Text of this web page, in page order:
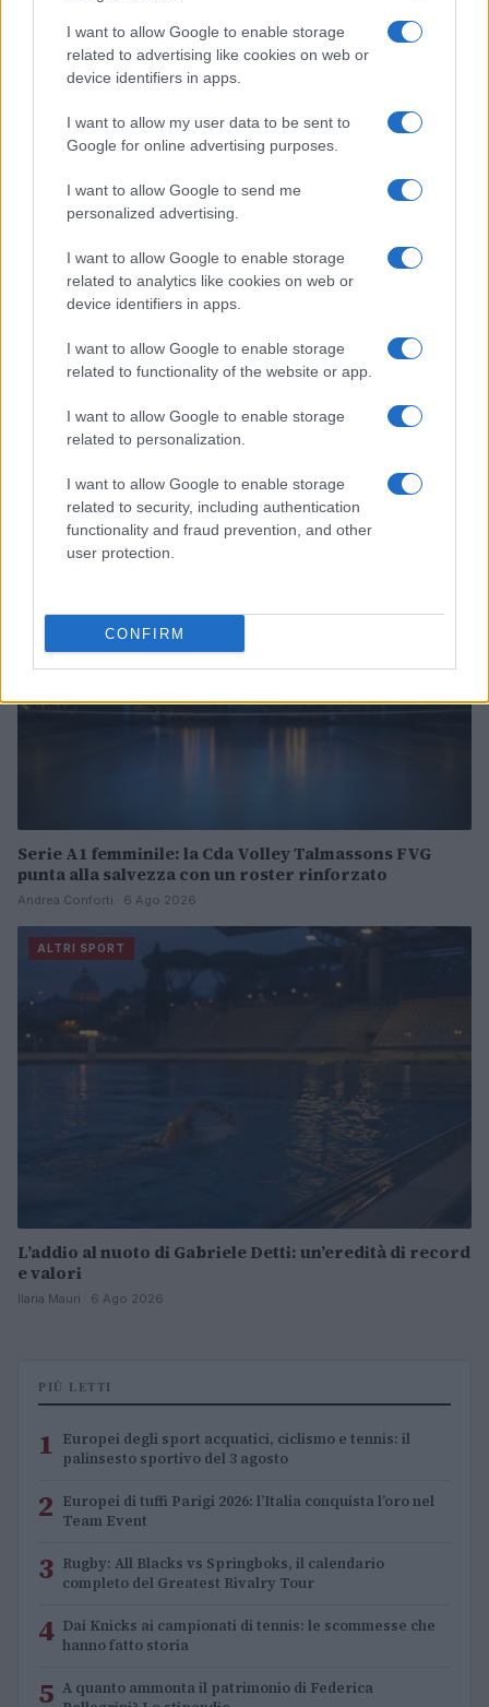
I want to allow Google to enable storage
related to advertising like cookies on web or
device identifiers in apps.
I want to allow my user data to be sent to
Google for online advertising purposes.
I want to allow Google to send me
personalized advertising.
I want to allow Google to enable storage
related to analytics like cookies on web or
device identifiers in apps.
I want to allow Google to enable storage
related to functionality of the website or app.
I want to allow Google to enable storage
related to personalization.
I want to allow Google to enable storage
related to security, including authentication
functionality and fraud prevention, and other
user protection.
CONFIRM
Continua a leggere
ALTRI SPORT
Europei di tuffi Parigi 2026: medaglie e record per gli
azzurri
Francesca Lombardi · 6 Ago 2026
ALTRI SPORT
Serie A1 femminile: la Cda Volley Talmassons FVG
punta alla salvezza con un roster rinforzato
Andrea Conforti · 6 Ago 2026
ALTRI SPORT
L’addio al nuoto di Gabriele Detti: un’eredità di record
e valori
Ilaria Mauri · 6 Ago 2026
PIÙ LETTI
1 Europei degli sport acquatici, ciclismo e tennis: il
palinsesto sportivo del 3 agosto
2 Europei di tuffi Parigi 2026: l’Italia conquista l’oro nel
Team Event
3 Rugby: All Blacks vs Springboks, il calendario
completo del Greatest Rivalry Tour
4 Dai Knicks ai campionati di tennis: le scommesse che
hanno fatto storia
5 A quanto ammonta il patrimonio di Federica